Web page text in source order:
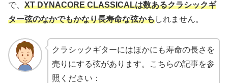
で、 XT DYNACORE CLASSICALは数あるクラシックギ
ター弦のなかでもかなり長寿命な弦かもしれません。
クラシックギターにはほかにも寿命の長さを
売りにする弦があります。こちらの記事を参
照ください：